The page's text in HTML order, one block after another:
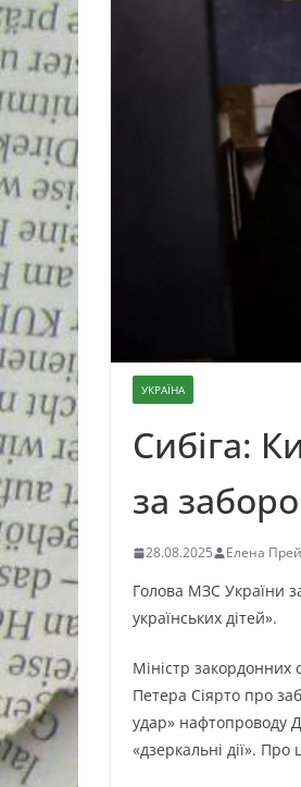
УКРАЇНА
Сибіга:
за
28.08.2025 Елена Прей
Голова МЗС України
українських дітей».
Міністр закордонних
Петера Сіярто про
удар» нафтопроводу
«дзеркальні дії».